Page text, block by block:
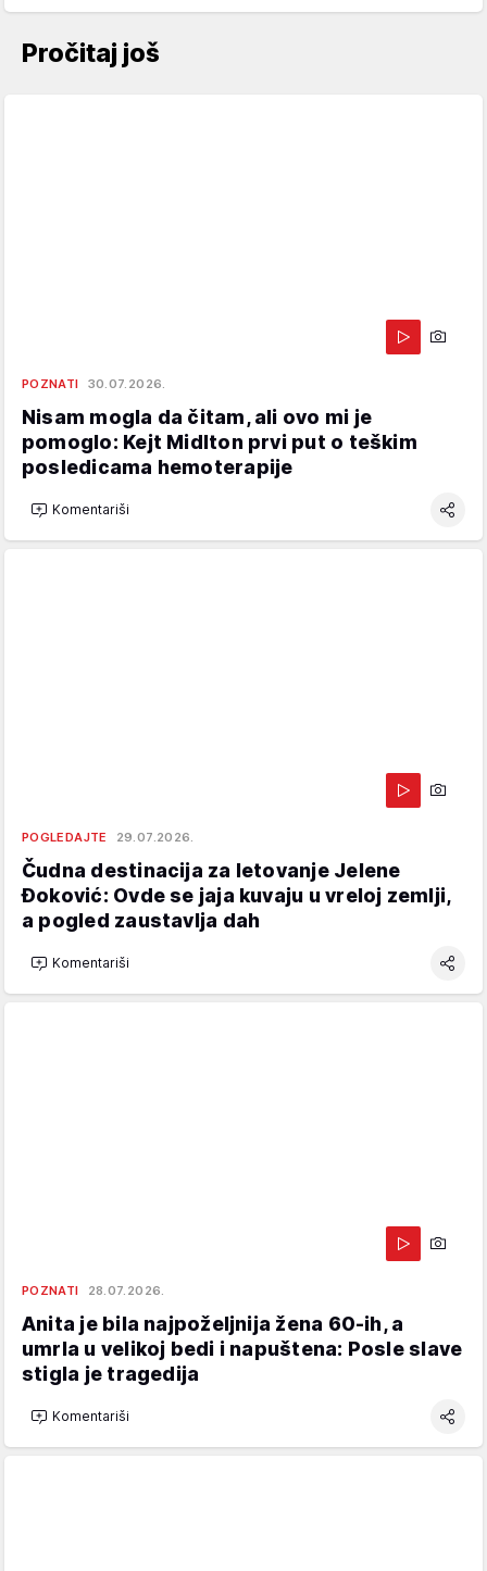
Pročitaj još
POZNATI 30.07.2026.
Nisam mogla da čitam, ali ovo mi je
pomoglo: Kejt Midlton prvi put o teškim
posledicama hemoterapije
Komentariši
POGLEDAJTE 29.07.2026.
Čudna destinacija za letovanje Jelene
Đoković: Ovde se jaja kuvaju u vreloj zemlji,
a pogled zaustavlja dah
Komentariši
POZNATI 28.07.2026.
Anita je bila najpoželjnija žena 60-ih, a
umrla u velikoj bedi i napuštena: Posle slave
stigla je tragedija
Komentariši